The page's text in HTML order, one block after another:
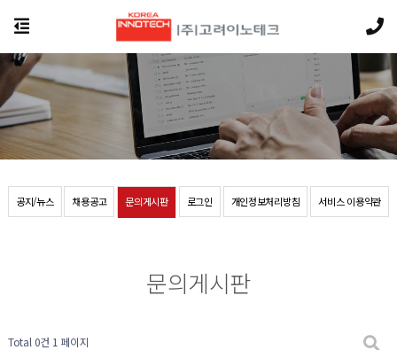
공지/뉴스 채용공고 문의게시판 로그인 개인정보처리방침 서비스 이용약관
문의게시판
Total 0건 1 페이지